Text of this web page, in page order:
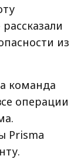
из
команда
операции
Prisma